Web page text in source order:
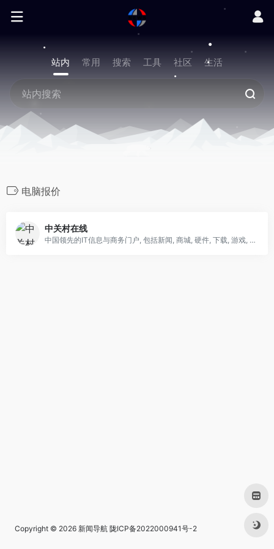
站内 常用 搜索 工具 社区 生活
电脑报价
中关村在线
中国领先的IT信息与商务门户, 包括新闻, 商城, 硬件, 下载, 游戏, 手机, 评测等40个大型频道，每天发布大量各类产品促销信息及文章专题，是IT行业的厂商, 经销商, IT产品, 解决方案的提供场所
Copyright © 2026 新闻导航 陇ICP备2022000941号-2